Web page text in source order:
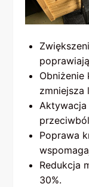
zmniejsza
Poprawa
Redukcja
30%.